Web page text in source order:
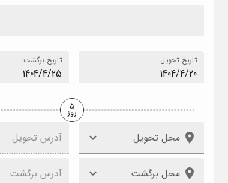
تاریخ تحویل تاریخ برگشت
5
روز
محل تحویل آدرس تحویل
محل برگشت آدرس برگشت